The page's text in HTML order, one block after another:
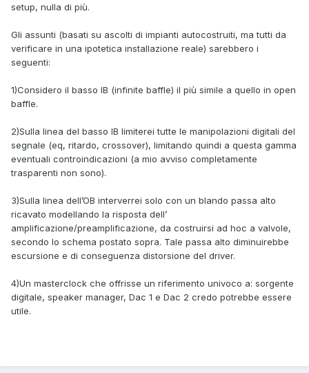
setup, nulla di più.
Gli assunti (basati su ascolti di impianti autocostruiti, ma tutti da
verificare in una ipotetica installazione reale) sarebbero i
seguenti:
1)Considero il basso IB (infinite baffle) il più simile a quello in open
baffle.
2)Sulla linea del basso IB limiterei tutte le manipolazioni digitali del
segnale (eq, ritardo, crossover), limitando quindi a questa gamma
eventuali controindicazioni (a mio avviso completamente
trasparenti non sono).
3)Sulla linea dell’OB interverrei solo con un blando passa alto
ricavato modellando la risposta dell’
amplificazione/preamplificazione, da costruirsi ad hoc a valvole,
secondo lo schema postato sopra. Tale passa alto diminuirebbe
escursione e di conseguenza distorsione del driver.
4)Un masterclock che offrisse un riferimento univoco a: sorgente
digitale, speaker manager, Dac 1 e Dac 2 credo potrebbe essere
utile.